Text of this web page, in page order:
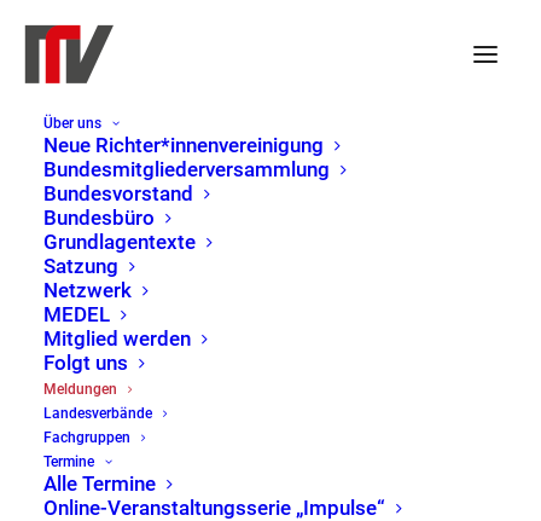
Über uns
Neue Richter*innenvereinigung
Bundesmitgliederversammlung
Bundesvorstand
Bundesbüro
Grundlagentexte
Satzung
Netzwerk
MEDEL
Mitglied werden
Folgt uns
Meldungen
Landesverbände
Fachgruppen
Termine
Alle Termine
Online-Veranstaltungsserie „Impulse“